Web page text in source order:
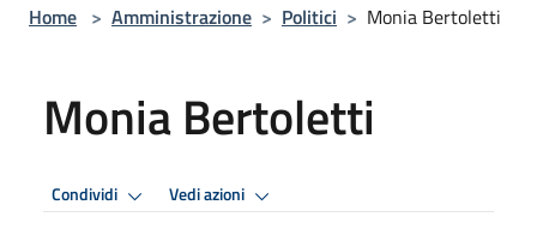
Home > Amministrazione > Politici > Monia Bertoletti
Monia Bertoletti
Condividi Vedi azioni